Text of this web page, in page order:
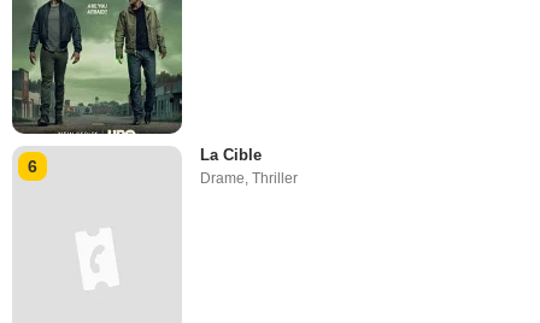
6
La Cible
Drame,Thriller